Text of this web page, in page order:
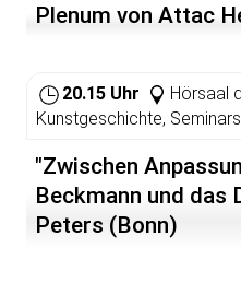
Plenum von Attac
20.15 Uhr
Hörsaal
Kunstgeschichte,
"Zwischen
Beckmann und das
Peters (Bonn)